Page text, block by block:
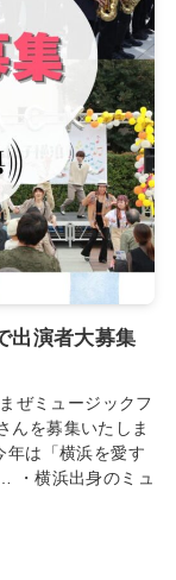
出演者大募集
ぜミュージックフ
んを募集いたしま
年は「横浜を愛す
・横浜出身のミュ